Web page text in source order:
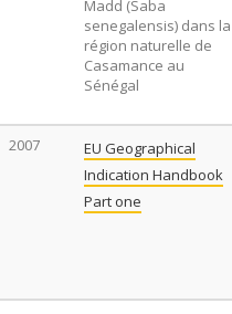
Madd (Saba
senegalensis) dans la
région naturelle de
Casamance au
Sénégal
2007
EU Geographical
Indication Handbook
Part one